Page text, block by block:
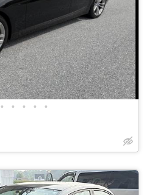
• • • • •